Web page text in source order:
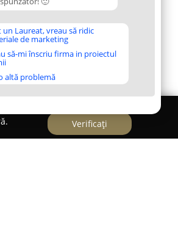
un Laureat, vreau să ridic
de marketing
să-mi înscriu firma in proiectul
altă problemă
Verificați